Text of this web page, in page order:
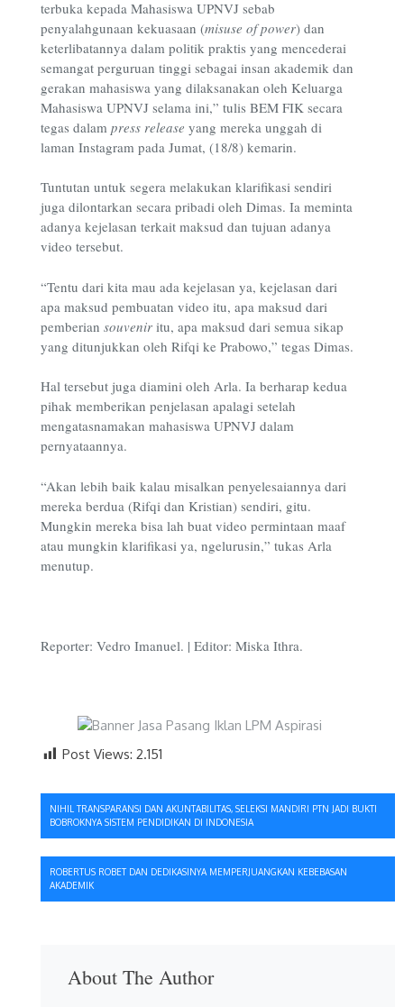
terbuka kepada Mahasiswa UPNVJ sebab
penyalahgunaan kekuasaan (misuse of power) dan
keterlibatannya dalam politik praktis yang mencederai
semangat perguruan tinggi sebagai insan akademik dan
gerakan mahasiswa yang dilaksanakan oleh Keluarga
Mahasiswa UPNVJ selama ini,” tulis BEM FIK secara
tegas dalam press release yang mereka unggah di
laman Instagram pada Jumat, (18/8) kemarin.
Tuntutan untuk segera melakukan klarifikasi sendiri
juga dilontarkan secara pribadi oleh Dimas. Ia meminta
adanya kejelasan terkait maksud dan tujuan adanya
video tersebut.
“Tentu dari kita mau ada kejelasan ya, kejelasan dari
apa maksud pembuatan video itu, apa maksud dari
pemberian souvenir itu, apa maksud dari semua sikap
yang ditunjukkan oleh Rifqi ke Prabowo,” tegas Dimas.
Hal tersebut juga diamini oleh Arla. Ia berharap kedua
pihak memberikan penjelasan apalagi setelah
mengatasnamakan mahasiswa UPNVJ dalam
pernyataannya.
“Akan lebih baik kalau misalkan penyelesaiannya dari
mereka berdua (Rifqi dan Kristian) sendiri, gitu.
Mungkin mereka bisa lah buat video permintaan maaf
atau mungkin klarifikasi ya, ngelurusin,” tukas Arla
menutup.
Reporter: Vedro Imanuel. | Editor: Miska Ithra.
Post Views: 2.151
Navigasi
pos
NIHIL TRANSPARANSI DAN AKUNTABILITAS, SELEKSI MANDIRI PTN JADI BUKTI
BOBROKNYA SISTEM PENDIDIKAN DI INDONESIA
ROBERTUS ROBET DAN DEDIKASINYA MEMPERJUANGKAN KEBEBASAN
AKADEMIK
About The Author